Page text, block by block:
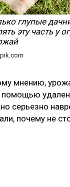
глупые
эту часть у
мнению,
помощью
серьезно
почему не